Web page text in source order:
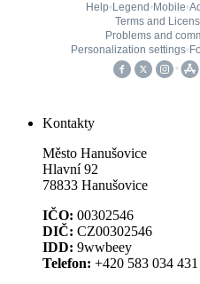
Kontakty
Město Hanušovice
Hlavní 92
78833 Hanušovice
IČO: 00302546
DIČ: CZ00302546
IDD: 9wwbeey
Telefon: +420 583 034 431